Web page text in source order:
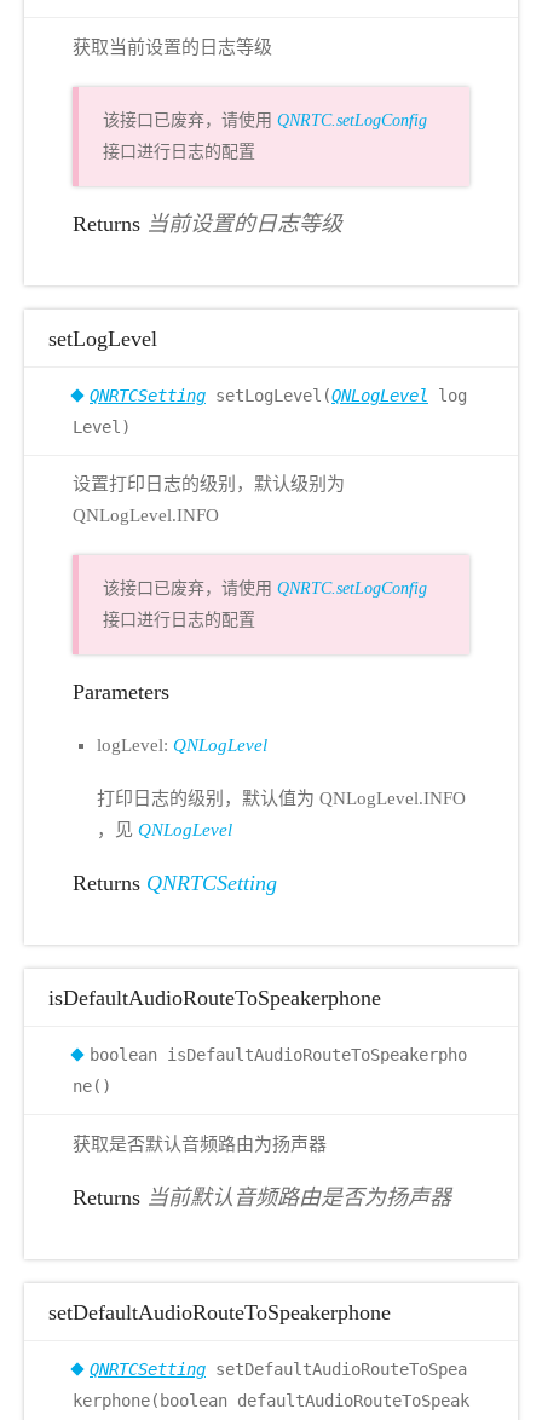
获取当前设置的日志等级
该接口已废弃，请使用 QNRTC.setLogConfig
接口进行日志的配置
Returns 当前设置的日志等级
setLogLevel
QNRTCSetting setLogLevel(QNLogLevel
log
Level)
设置打印日志的级别，默认级别为
QNLogLevel.INFO
该接口已废弃，请使用 QNRTC.setLogConfig
接口进行日志的配置
Parameters
logLevel: QNLogLevel
打印日志的级别，默认值为 QNLogLevel.INFO
，见 QNLogLevel
Returns QNRTCSetting
isDefaultAudioRouteToSpeakerphone
boolean isDefaultAudioRouteToSpeakerpho
ne()
获取是否默认音频路由为扬声器
Returns 当前默认音频路由是否为扬声器
setDefaultAudioRouteToSpeakerphone
QNRTCSetting setDefaultAudioRouteToSpea
kerphone(boolean defaultAudioRouteToSpeak